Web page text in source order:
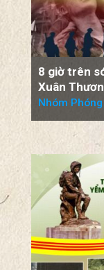
8 giờ trên
Xuân
Nhóm